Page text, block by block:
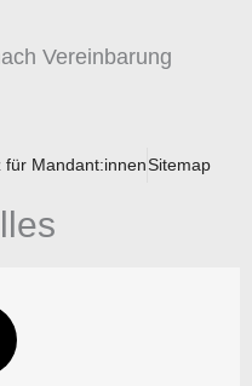
Vereinbarung
für Mandant:innenSitemap